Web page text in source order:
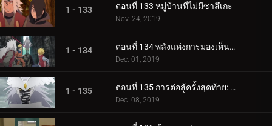
1 - 133 ตอนที่ 133 หมู่บ้านที่ไม่มีซาสึเกะ
Nov. 24, 2019
1 - 134 ตอนที่ 134 พลังแห่งการมองเห็นอนาคต
Dec. 01, 2019
1 - 135 ตอนที่ 135 การต่อสู้ครั้งสุดท้าย: อุราชิกิ
Dec. 08, 2019